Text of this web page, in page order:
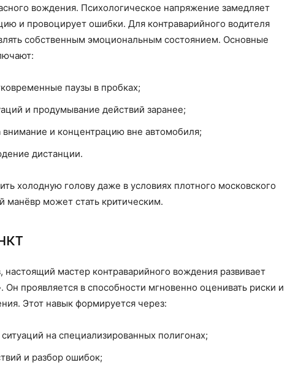
вождения. Психологическое напряжение замедляет
и провоцирует ошибки. Для контраварийного водителя
собственным эмоциональным состоянием. Основные
паузы в пробках;
и продумывание действий заранее;
и концентрацию вне автомобиля;
дистанции.
холодную голову даже в условиях плотного московского
манёвр может стать критическим.
мастер контраварийного вождения развивает
проявляется в способности мгновенно оценивать риски и
Этот навык формируется через:
на специализированных полигонах;
и разбор ошибок;